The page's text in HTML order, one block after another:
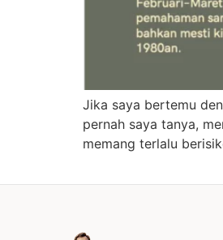
Jika saya bertemu
pernah saya tanya,
memang terlalu